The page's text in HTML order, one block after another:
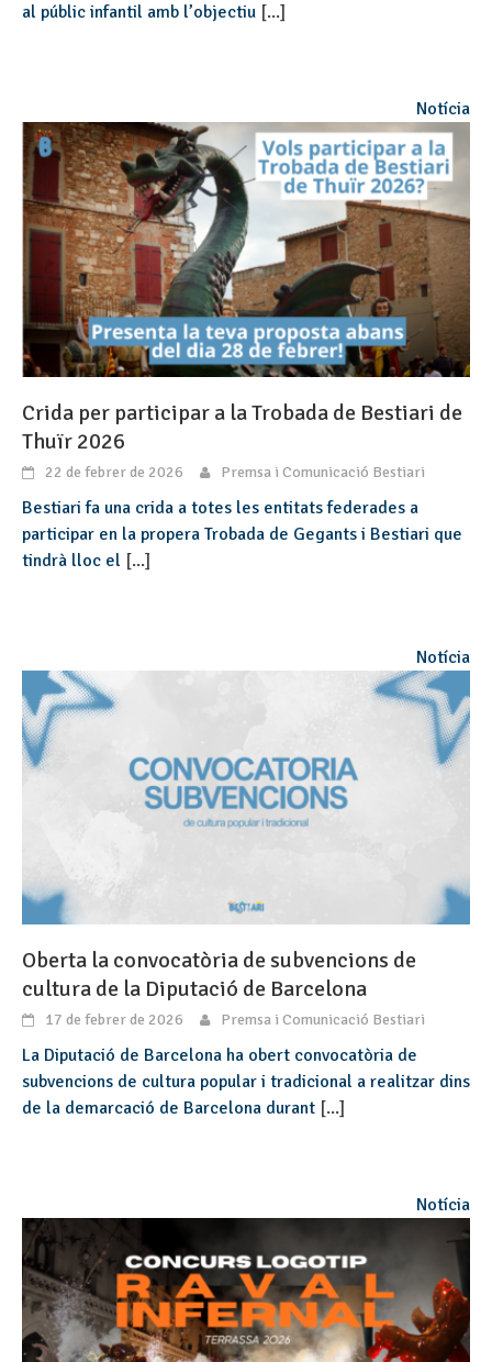
al públic infantil amb l’objectiu [...]
Notícia
Crida per participar a la Trobada de Bestiari de
Thuïr 2026
22 de febrer de 2026 Premsa i Comunicació Bestiari
Bestiari fa una crida a totes les entitats federades a
participar en la propera Trobada de Gegants i Bestiari que
tindrà lloc el [...]
Notícia
Oberta la convocatòria de subvencions de
cultura de la Diputació de Barcelona
17 de febrer de 2026 Premsa i Comunicació Bestiari
La Diputació de Barcelona ha obert convocatòria de
subvencions de cultura popular i tradicional a realitzar dins
de la demarcació de Barcelona durant [...]
Notícia